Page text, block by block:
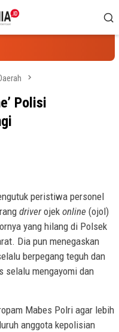
Polisi
peristiwa personel
driverojek online (ojol)
yang hilang di Polsek
Dia pun menegaskan
berpegang teguh dan
selalu mengayomi dan
Mabes Polri agar lebih
anggota kepolisian